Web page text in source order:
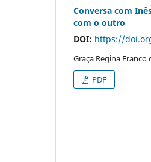
Conversa com
com o outro
DOI: https://
Graça Regina Franco
PDF